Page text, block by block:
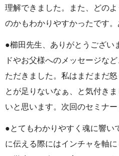
理解できました。また、どの
のかもわかりやすかったです。
●櫛田先生、ありがとうござい
ドやお父様へのメッセージな
ただきました。私はまだまだ
とが足りないなぁ、と気付き
いと思います。次回のセミナー
●とてもわかりやすく魂に響い
に伝える際にはインチャを軸